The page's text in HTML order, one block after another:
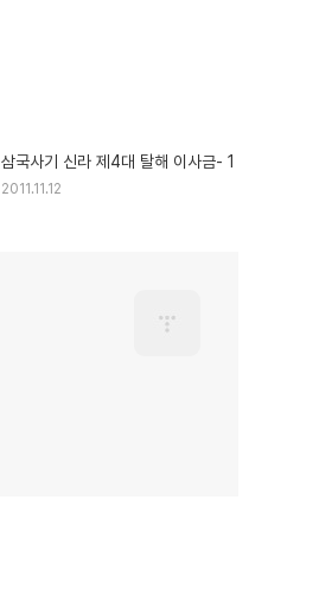
삼국사기 신라 제4대 탈해 이사금- 1
2011.11.12